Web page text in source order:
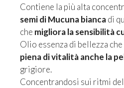
Contiene la più alta
semi di Mucuna biancadi
che migliora la sensibilità
Olio essenza di bellezza che
piena di vitalità anche la
grigiore.
Concentrandosi sui ritmi